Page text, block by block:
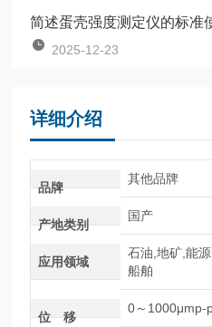
简述蛋壳强度测定仪的标准
2025-12-23
详细介绍
品牌
其他品牌
产地类别
国产
应用领域
石油,地矿,能
船舶
位 移
0～1000μmp-p